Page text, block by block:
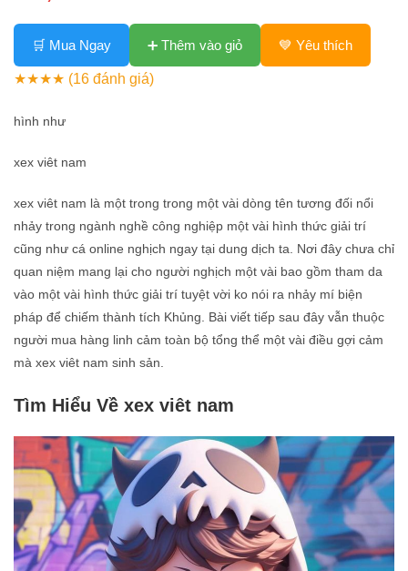
🛒 Mua Ngay ➕ Thêm vào giỏ 💙 Yêu thích
★★★★ (16 đánh giá)
hình như
xex viêt nam
xex viêt nam là một trong trong một vài dòng tên tương đối nổi
nhảy trong ngành nghề công nghiệp một vài hình thức giải trí
cũng như cá online nghịch ngay tại dung dịch ta. Nơi đây chưa chỉ
quan niệm mang lại cho người nghịch một vài bao gồm tham da
vào một vài hình thức giải trí tuyệt vời ko nói ra nhảy mí biện
pháp để chiếm thành tích Khủng. Bài viết tiếp sau đây vẫn thuộc
người mua hàng linh cảm toàn bộ tổng thể một vài điều gợi cảm
mà xex viêt nam sinh sản.
Tìm Hiểu Về xex viêt nam